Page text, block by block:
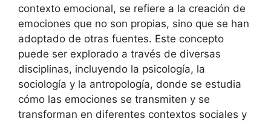
contexto emocional, se refiere a la creación de
emociones que no son propias, sino que se han
adoptado de otras fuentes. Este concepto
puede ser explorado a través de diversas
disciplinas, incluyendo la psicología, la
sociología y la antropología, donde se estudia
cómo las emociones se transmiten y se
transforman en diferentes contextos sociales y